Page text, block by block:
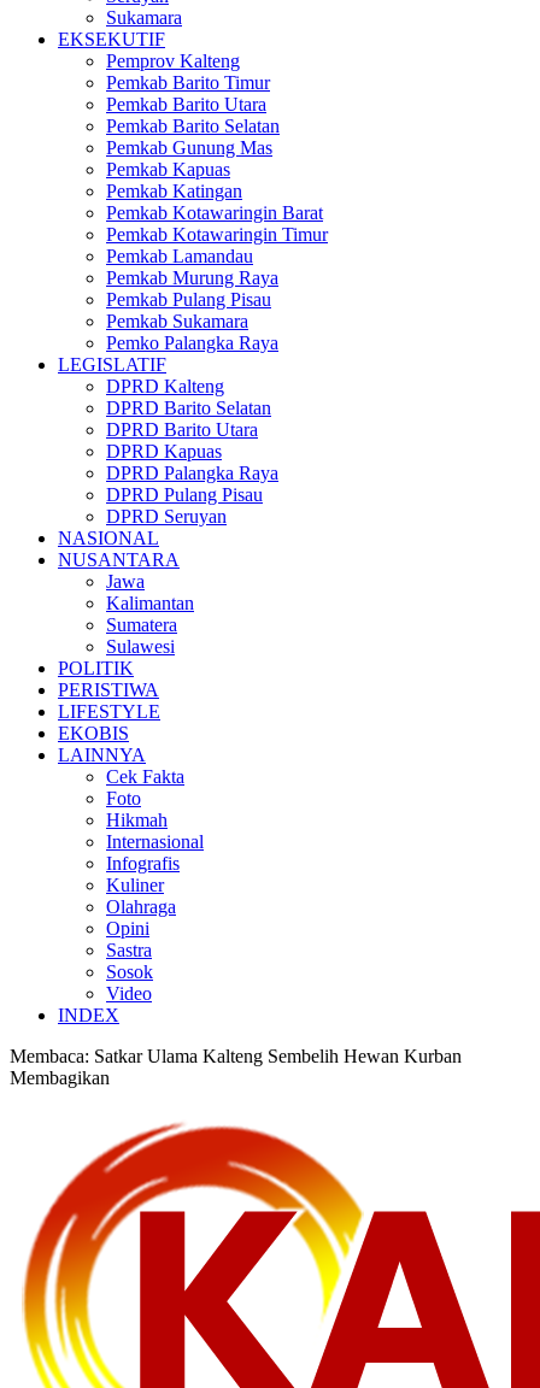
Sukamara
EKSEKUTIF
Pemprov Kalteng
Pemkab Barito Timur
Pemkab Barito Utara
Pemkab Barito Selatan
Pemkab Gunung Mas
Pemkab Kapuas
Pemkab Katingan
Pemkab Kotawaringin Barat
Pemkab Kotawaringin Timur
Pemkab Lamandau
Pemkab Murung Raya
Pemkab Pulang Pisau
Pemkab Sukamara
Pemko Palangka Raya
LEGISLATIF
DPRD Kalteng
DPRD Barito Selatan
DPRD Barito Utara
DPRD Kapuas
DPRD Palangka Raya
DPRD Pulang Pisau
DPRD Seruyan
NASIONAL
NUSANTARA
Jawa
Kalimantan
Sumatera
Sulawesi
POLITIK
PERISTIWA
LIFESTYLE
EKOBIS
LAINNYA
Cek Fakta
Foto
Hikmah
Internasional
Infografis
Kuliner
Olahraga
Opini
Sastra
Sosok
Video
INDEX
Membaca: Satkar Ulama Kalteng Sembelih Hewan Kurban
Membagikan